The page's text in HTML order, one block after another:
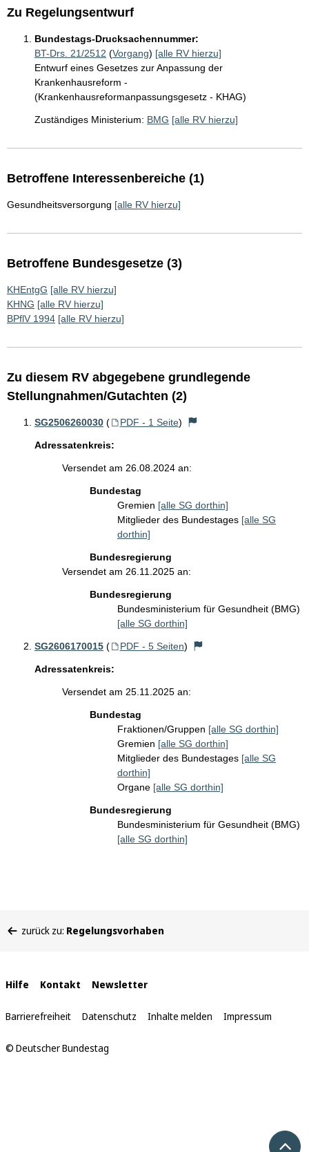
Zu Regelungsentwurf
Bundestags-Drucksachennummer:
BT-Drs. 21/2512 (Vorgang) [alle RV hierzu]
Entwurf eines Gesetzes zur Anpassung der
Krankenhausreform -
(Krankenhausreformanpassungsgesetz - KHAG)
Zuständiges Ministerium: BMG [alle RV hierzu]
Betroffene Interessenbereiche (1)
Gesundheitsversorgung [alle RV hierzu]
Betroffene Bundesgesetze (3)
KHEntgG [alle RV hierzu]
KHNG [alle RV hierzu]
BPflV 1994 [alle RV hierzu]
Zu diesem RV abgegebene grundlegende
Stellungnahmen/Gutachten (2)
SG2506260030 ( PDF - 1 Seite)
Adressatenkreis:
Versendet am 26.08.2024 an:
Bundestag
Gremien [alle SG dorthin]
Mitglieder des Bundestages [alle SG
dorthin]
Bundesregierung
Versendet am 26.11.2025 an:
Bundesregierung
Bundesministerium für Gesundheit (BMG)
[alle SG dorthin]
SG2606170015 ( PDF - 5 Seiten)
Adressatenkreis:
Versendet am 25.11.2025 an:
Bundestag
Fraktionen/Gruppen [alle SG dorthin]
Gremien [alle SG dorthin]
Mitglieder des Bundestages [alle SG
dorthin]
Organe [alle SG dorthin]
Bundesregierung
Bundesministerium für Gesundheit (BMG)
[alle SG dorthin]
befinden
zurück zu: Regelungsvorhaben
Interne
Links
Hilfe Kontakt Newsletter
Barrierefreiheit Datenschutz Inhalte melden Impressum
© Deutscher Bundestag